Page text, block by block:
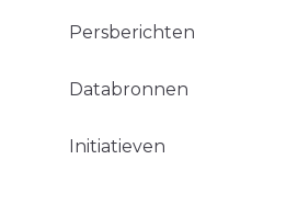
Persberichten
Databronnen
Initiatieven